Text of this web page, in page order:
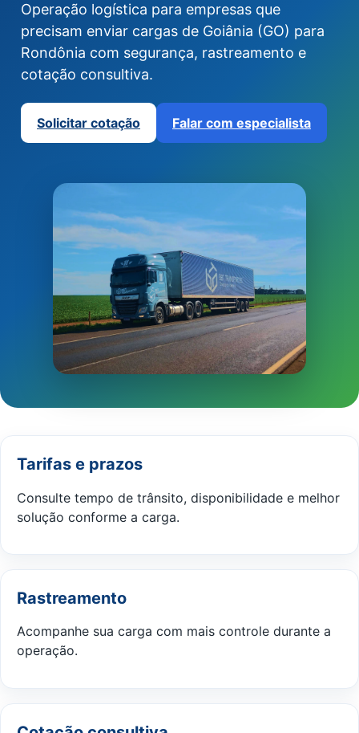
Operação logística para empresas que
precisam enviar cargas de Goiânia (GO) para
Rondônia com segurança, rastreamento e
cotação consultiva.
Solicitar cotação Falar com especialista
Tarifas e prazos
Consulte tempo de trânsito, disponibilidade e melhor
solução conforme a carga.
Rastreamento
Acompanhe sua carga com mais controle durante a
operação.